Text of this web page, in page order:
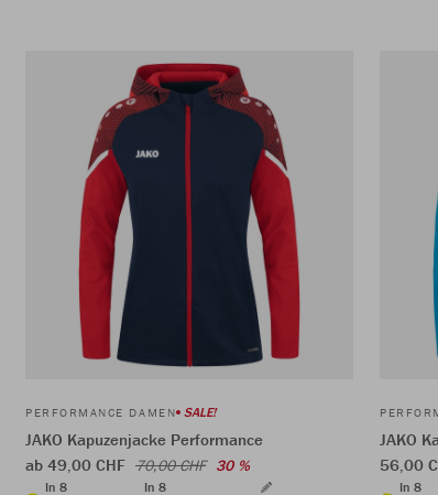
PERFORMANCE DAMEN SALE!
JAKO Kapuzenjacke Performance
ab 49,00 CHF 70,00 CHF 30 %
In 8
In 8
JAKO
56,00
In 8